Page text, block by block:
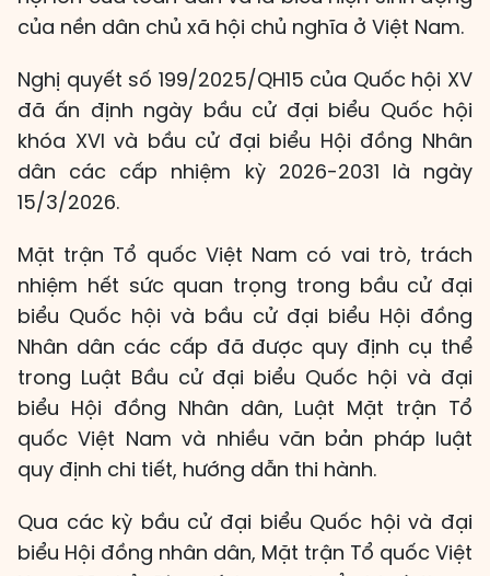
của nền dân chủ xã hội chủ nghĩa ở Việt Nam.
Nghị quyết số 199/2025/QH15 của Quốc hội XV
đã ấn định ngày bầu cử đại biểu Quốc hội
khóa XVI và bầu cử đại biểu Hội đồng Nhân
dân các cấp nhiệm kỳ 2026-2031 là ngày
15/3/2026.
Mặt trận Tổ quốc Việt Nam có vai trò, trách
nhiệm hết sức quan trọng trong bầu cử đại
biểu Quốc hội và bầu cử đại biểu Hội đồng
Nhân dân các cấp đã được quy định cụ thể
trong Luật Bầu cử đại biểu Quốc hội và đại
biểu Hội đồng Nhân dân, Luật Mặt trận Tổ
quốc Việt Nam và nhiều văn bản pháp luật
quy định chi tiết, hướng dẫn thi hành.
Qua các kỳ bầu cử đại biểu Quốc hội và đại
biểu Hội đồng nhân dân, Mặt trận Tổ quốc Việt